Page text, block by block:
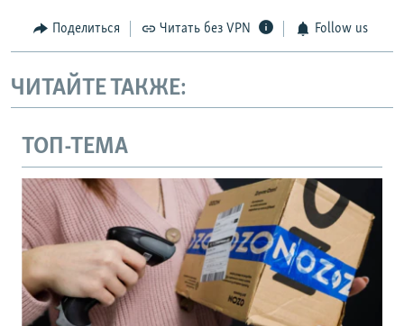
Поделиться Читать без VPN Follow us
ЧИТАЙТЕ ТАКЖЕ:
ТОП-ТЕМА